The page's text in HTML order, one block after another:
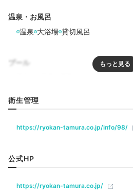
彼と入れる貸切風呂も
疲れを癒す温泉施設
貸切風呂 岩風呂
お次は、温泉タイム。2つの貸
温泉・お風呂
温泉 大浴場 貸切風呂
プール
リラクゼーション
衛生管理
https://ryokan-tamura.co.jp/info/98/
公式HP
https://ryokan-tamura.co.jp/